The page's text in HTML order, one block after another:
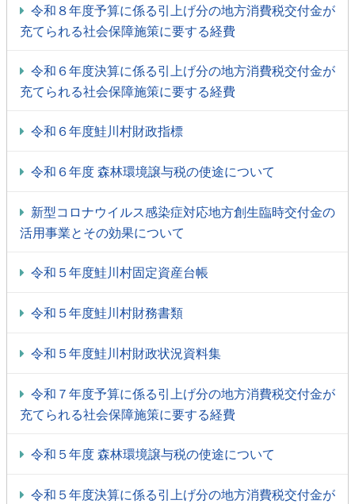
令和８年度予算に係る引上げ分の地方消費税交付金が
充てられる社会保障施策に要する経費
令和６年度決算に係る引上げ分の地方消費税交付金が
充てられる社会保障施策に要する経費
令和６年度鮭川村財政指標
令和６年度 森林環境譲与税の使途について
新型コロナウイルス感染症対応地方創生臨時交付金の
活用事業とその効果について
令和５年度鮭川村固定資産台帳
令和５年度鮭川村財務書類
令和５年度鮭川村財政状況資料集
令和７年度予算に係る引上げ分の地方消費税交付金が
充てられる社会保障施策に要する経費
令和５年度 森林環境譲与税の使途について
令和５年度決算に係る引上げ分の地方消費税交付金が